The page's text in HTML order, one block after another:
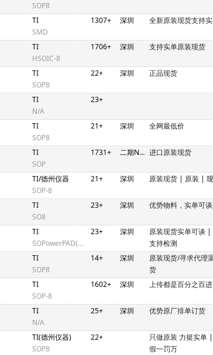
SOP8
TI
SMD
1307+ 深圳 全新原装现货支持
TI
HSOIC-8
1706+ 深圳 支持实单原装现货
TI
SOP8
22+ 深圳 正品现货
TI
N/A
23+
TI
SOP8
21+ 深圳 全网最低价
TI
SOP
1731+ 二期N4A155 进口原装现货
TI/德州仪器
SOP-8
21+ 深圳 原装现货 | 原装 |
TI
SO8
23+ 深圳 优势物料，实单可谈
TI
SOPowerPAD(DDA)-8
23+ 深圳 原装现货实单可谈 |
支持检测
TI
SOP8
14+ 深圳 原装现货/寻求代理
货
TI
SOP-8
1602+ 深圳 上传都是百分之百进
TI
N/A
25+ 深圳 优势原厂排单订货
TI(德州仪器)
SOP8
22+ 只做原装 力挺实单 |
假一罚万